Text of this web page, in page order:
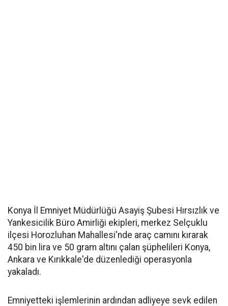
Konya İl Emniyet Müdürlüğü Asayiş Şubesi Hırsızlık ve
Yankesicilik Büro Amirliği ekipleri, merkez Selçuklu
ilçesi Horozluhan Mahallesi'nde araç camını kırarak
450 bin lira ve 50 gram altını çalan şüphelileri Konya,
Ankara ve Kırıkkale'de düzenlediği operasyonla
yakaladı.
Emniyetteki işlemlerinin ardından adliyeye sevk edilen